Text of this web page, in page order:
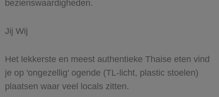
bezienswaardigheden.
Jij Wij
Het lekkerste en meest authentieke Thaise eten vind
je op 'ongezellig' ogende (TL-licht, plastic stoelen)
plaatsen waar veel locals zitten.